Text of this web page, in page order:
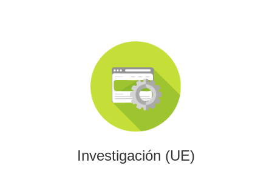
Investigación (UE)
Investigación (UE)
Impulsamos proyectos de I+D+i alineados con programas
europeos, conectando innovación tecnológica con
financiación estratégica.